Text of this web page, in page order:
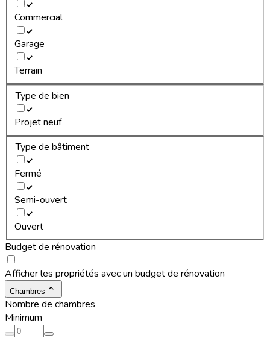
Commercial
Garage
Terrain
Type de bien
Projet neuf
Type de bâtiment
Fermé
Semi-ouvert
Ouvert
Budget de rénovation
Afficher les propriétés avec un budget de rénovation
Chambres
Nombre de chambres
Minimum